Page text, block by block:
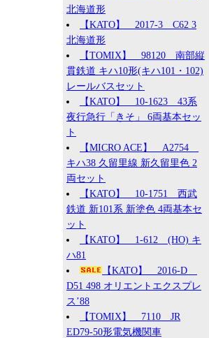
北海道形
【KATO】 2017-3 C62 3
北海道形
【TOMIX】 98120 南部縦
貫鉄道 キハ10形(キハ101・102)
レールバスセット
【KATO】 10-1623 43系
夜行急行「きそ」 6両基本セッ
ト
【MICRO ACE】 A2754
キハ38 久留里線 新久留里色 2
両セット
【KATO】 10-1751 西武
鉄道 新101系 新塗色 4両基本セ
ット
【KATO】 1-612 (HO) キ
ハ81
【KATO】 2016-D
D51 498 オリエントエクスプレ
ス’88
【TOMIX】 7110 JR
ED79-50形電気機関車